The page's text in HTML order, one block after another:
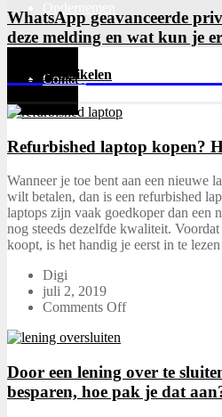
Contact
WhatsApp geavanceerde
deze melding en wat kun je
Recente artikelen
Refurbished laptop kopen?
Wanneer je toe bent aan een nieuwe
wilt betalen, dan is een refurbished
laptops zijn vaak goedkoper dan een
nog steeds dezelfde kwaliteit.
koopt, is het handig je eerst in te
Digi
juli 2, 2019
Comments Off
Door een lening over te
besparen, hoe pak je dat